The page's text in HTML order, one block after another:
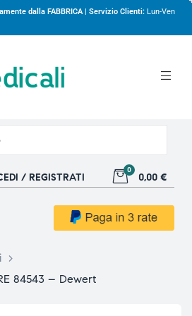
dalla FABBRICA | Servizio Clienti: Lun-Ven
/ REGISTRATI
0
0,00 €
>
84543 – Dewert